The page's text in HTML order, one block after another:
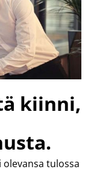
kiinni,
tulossa